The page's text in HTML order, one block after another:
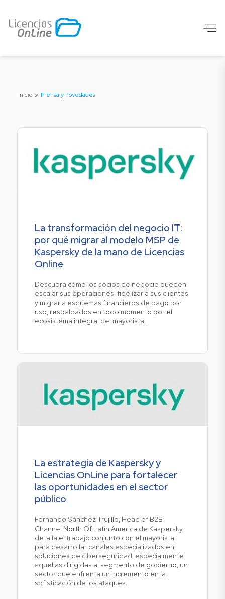
Inicio » Prensa y novedades
La transformación del negocio IT:
por qué migrar al modelo MSP de
Kaspersky de la mano de Licencias
Online
Descubra cómo los socios de negocio pueden
escalar sus operaciones, fidelizar a sus clientes
y migrar a esquemas financieros de pago por
uso, respaldados en todo momento por el
ecosistema integral del mayorista.
La estrategia de Kaspersky y
Licencias OnLine para fortalecer
las oportunidades en el sector
público
Fernando Sánchez Trujillo, Head of B2B
Channel North Of Latin America de Kaspersky,
detalla el trabajo conjunto con el mayorista
para desarrollar canales especializados en
soluciones de ciberseguridad, especialmente
aquellas dirigidas al segmento de gobierno, un
sector que enfrenta un incremento en la
sofisticación de los ataques.